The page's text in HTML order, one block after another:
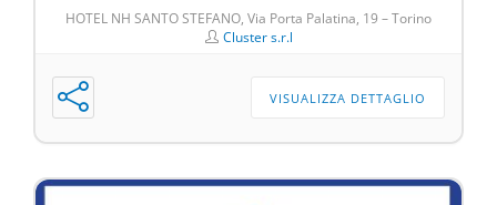
HOTEL NH SANTO STEFANO, Via Porta Palatina, 19 – Torino
Cluster s.r.l
VISUALIZZA DETTAGLIO